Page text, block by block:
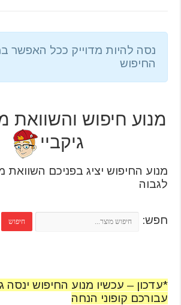
נסה להיות מדוייק ככל האפשר
החיפוש
מנוע חיפוש והשוואת
גיקביי
מנוע החיפוש יציג בפניכם השוואת
לגבוה
חפש:
*עדכון – עכשיו מנוע החיפוש
עבורכם קופוני הנחה